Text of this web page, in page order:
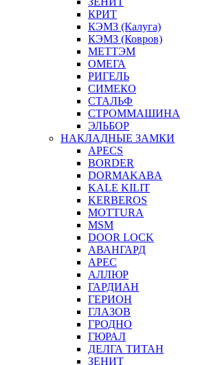
КРИТ
КЭМЗ (Калуга)
КЭМЗ (Ковров)
МЕТТЭМ
ОМЕГА
РИГЕЛЬ
СИМЕКО
СТАЛЬФ
СТРОММАШИНА
ЭЛЬБОР
НАКЛАДНЫЕ ЗАМКИ
APECS
BORDER
DORMAKABA
KALE KILIT
KERBEROS
MOTTURA
MSM
DOOR LOCK
АВАНГАРД
АРЕС
АЛЛЮР
ГАРДИАН
ГЕРИОН
ГЛАЗОВ
ГРОДНО
ГЮРАЛ
ДЕЛГА ТИТАН
ЗЕНИТ